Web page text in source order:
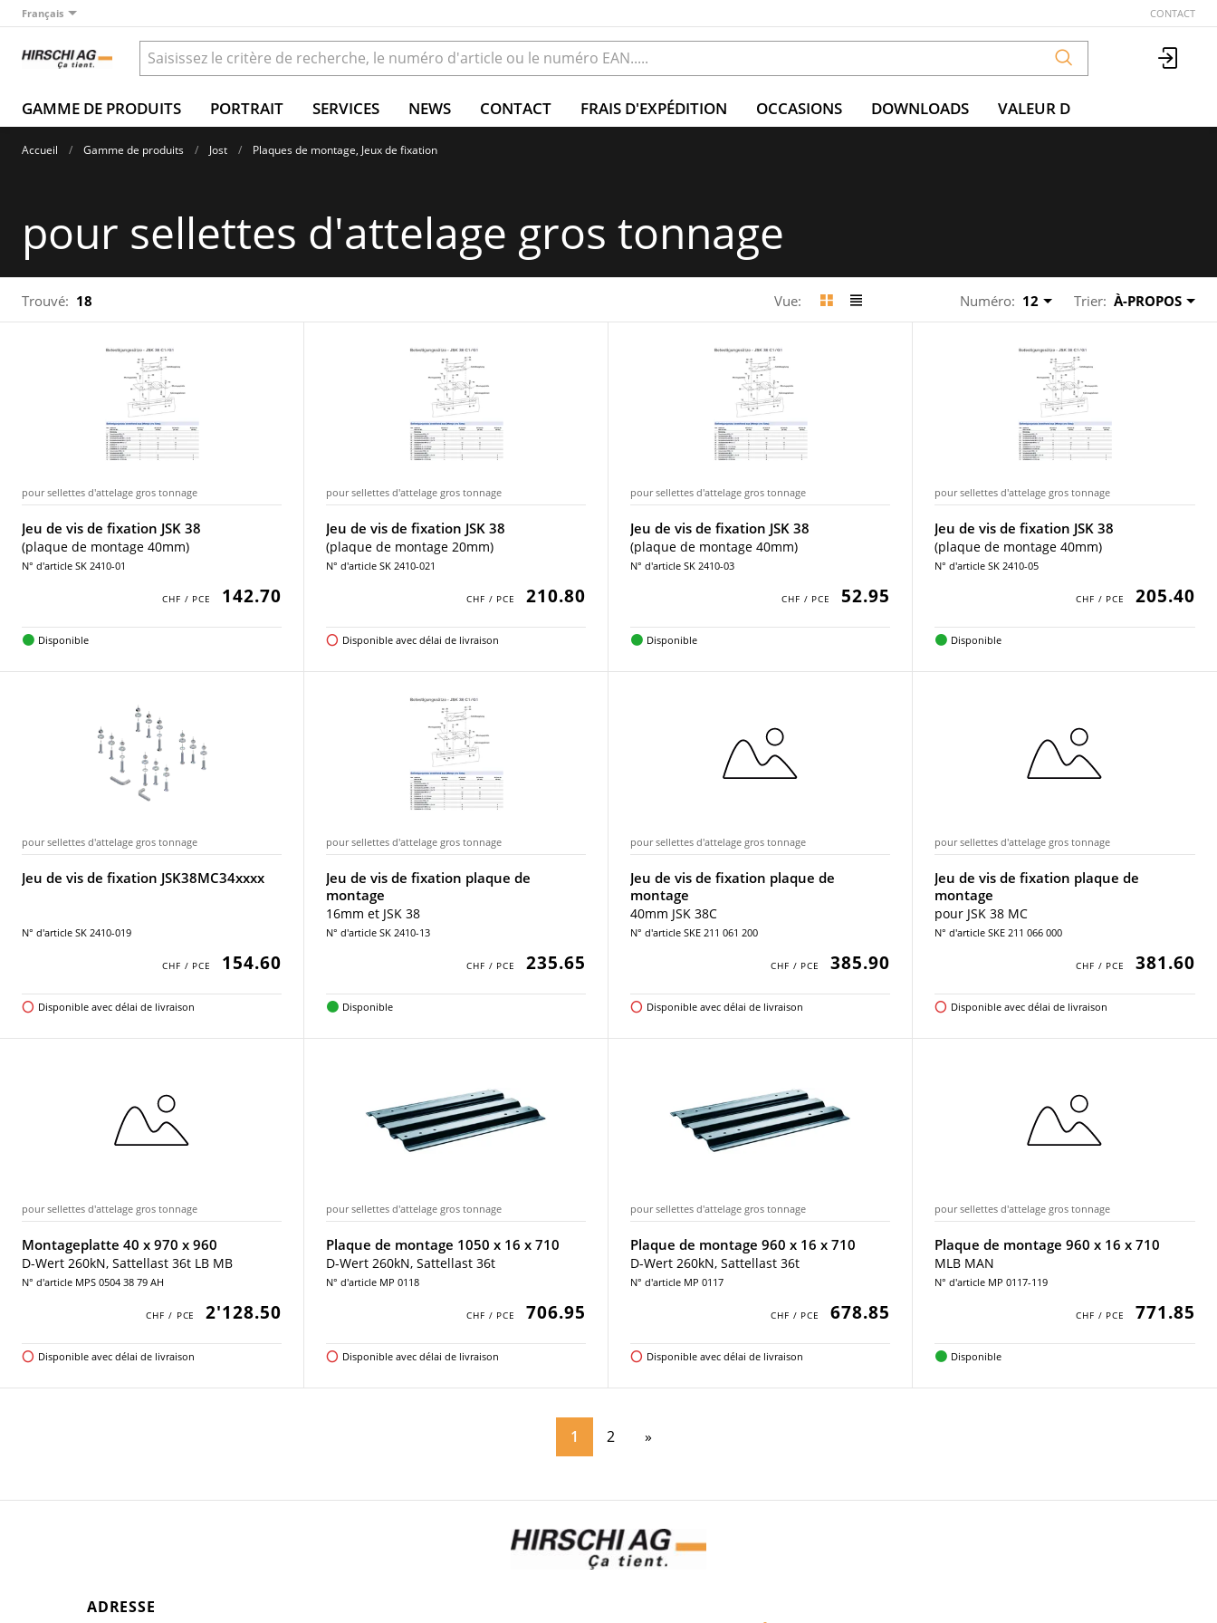
Français CONTACT
GAMME DE PRODUITS PORTRAIT SERVICES NEWS CONTACT FRAIS D'EXPÉDITION OCCASIONS DOWNLOADS VALEUR D
Accueil Gamme de produits Jost Plaques de montage, Jeux de fixation
pour sellettes d'attelage gros tonnage
Trouvé: 18 Vue: Numéro: 12 Trier: À-PROPOS
pour sellettes d'attelage gros tonnage
Jeu de vis de fixation JSK 38
(plaque de montage 40mm)
N° d'article SK 2410-01
142.70
Disponible
pour sellettes d'attelage gros tonnage
Jeu de vis de fixation JSK 38
(plaque de montage 20mm)
N° d'article SK 2410-021
210.80
Disponible avec délai de livraison
pour sellettes d'attelage gros tonnage
Jeu de vis de fixation JSK 38
(plaque de montage 40mm)
N° d'article SK 2410-03
52.95
Disponible
pour sellettes d'attelage gros tonnage
Jeu de vis de fixation JSK 38
(plaque de montage 40mm)
N° d'article SK 2410-05
205.40
Disponible
pour sellettes d'attelage gros tonnage
Jeu de vis de fixation JSK38MC34xxxx
N° d'article SK 2410-019
154.60
Disponible avec délai de livraison
pour sellettes d'attelage gros tonnage
Jeu de vis de fixation plaque de
montage
16mm et JSK 38
N° d'article SK 2410-13
235.65
Disponible
pour sellettes d'attelage gros tonnage
Jeu de vis de fixation plaque de
montage
40mm JSK 38C
N° d'article SKE 211 061 200
385.90
Disponible avec délai de livraison
pour sellettes d'attelage gros tonnage
Jeu de vis de fixation plaque de
montage
pour JSK 38 MC
N° d'article SKE 211 066 000
381.60
Disponible avec délai de livraison
pour sellettes d'attelage gros tonnage
Montageplatte 40 x 970 x 960
D-Wert 260kN, Sattellast 36t LB MB
N° d'article MPS 0504 38 79 AH
2'128.50
Disponible avec délai de livraison
pour sellettes d'attelage gros tonnage
Plaque de montage 1050 x 16 x 710
D-Wert 260kN, Sattellast 36t
N° d'article MP 0118
706.95
Disponible avec délai de livraison
pour sellettes d'attelage gros tonnage
Plaque de montage 960 x 16 x 710
D-Wert 260kN, Sattellast 36t
N° d'article MP 0117
678.85
Disponible avec délai de livraison
pour sellettes d'attelage gros tonnage
Plaque de montage 960 x 16 x 710
MLB MAN
N° d'article MP 0117-119
771.85
Disponible
1 2
ADRESSE